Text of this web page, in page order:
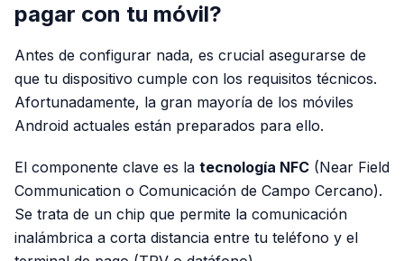
pagar con tu móvil?
Antes de configurar nada, es crucial asegurarse de
que tu dispositivo cumple con los requisitos técnicos.
Afortunadamente, la gran mayoría de los móviles
Android actuales están preparados para ello.
El componente clave es la tecnología NFC (Near Field
Communication o Comunicación de Campo Cercano).
Se trata de un chip que permite la comunicación
inalámbrica a corta distancia entre tu teléfono y el